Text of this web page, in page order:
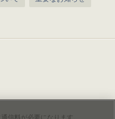
信料が必要になります。